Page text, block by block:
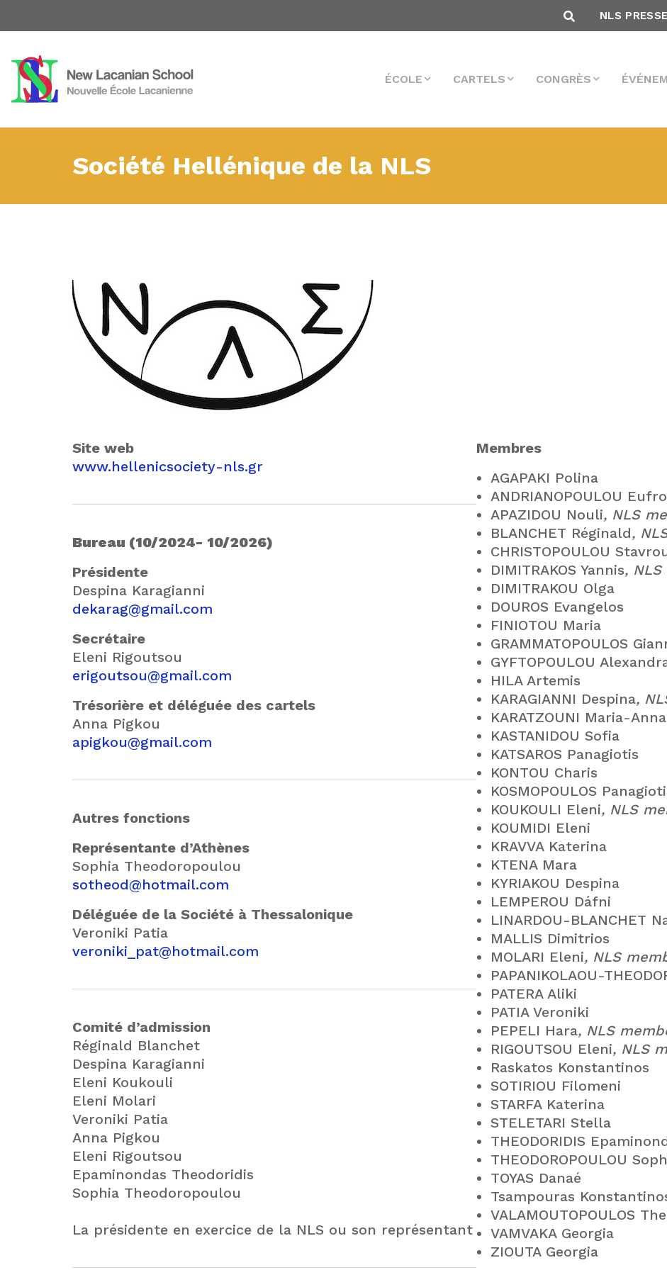
NLS PRESSE
ÉCOLE CARTELS CONGRÈS
Société Hellénique de la NLS
Site web
www.hellenicsociety-nls.gr
Bureau (10/2024- 10/2026)
Présidente
Despina Karagianni
dekarag@gmail.com
Secrétaire
Eleni Rigoutsou
erigoutsou@gmail.com
Trésorière et déléguée des cartels
Anna Pigkou
apigkou@gmail.com
Autres fonctions
Représentante d’Athènes
Sophia Theodoropoulou
sotheod@hotmail.com
Déléguée de la Société à Thessalonique
Veroniki Patia
veroniki_pat@hotmail.com
Comité d’admission
Réginald Blanchet
Despina Karagianni
Eleni Koukouli
Eleni Molari
Veroniki Patia
Anna Pigkou
Eleni Rigoutsou
Epaminondas Theodoridis
Sophia Theodoropoulou
La présidente en exercice de la NLS ou son représentant
Membres
AGAPAKI Polina
ANDRIANOPOULOU
APAZIDOU Nouli, NLS
BLANCHET Réginald,
CHRISTOPOULOU
DIMITRAKOS Yannis,
DIMITRAKOU Olga
DOUROS Evangelos
FINIOTOU Maria
GRAMMATOPOULOS
GYFTOPOULOU
HILA Artemis
KARAGIANNI Despina,
KARATZOUNI Maria-Anna
KASTANIDOU Sofia
KATSAROS Panagiotis
KONTOU Charis
KOSMOPOULOS
KOUKOULI Eleni, NLS
KOUMIDI Eleni
KRAVVA Katerina
KTENA Mara
KYRIAKOU Despina
LEMPEROU Dáfni
LINARDOU-BLANCHET
MALLIS Dimitrios
MOLARI Eleni, NLS
PAPANIKOLAOU-
PATERA Aliki
PATIA Veroniki
PEPELI Hara, NLS
RIGOUTSOU Eleni, NLS
Raskatos Konstantinos
SOTIRIOU Filomeni
STARFA Katerina
STELETARI Stella
THEODORIDIS
THEODOROPOULOU
TOYAS Danaé
Tsampouras
VALAMOUTOPOULOS
VAMVAKA Georgia
ZIOUTA Georgia